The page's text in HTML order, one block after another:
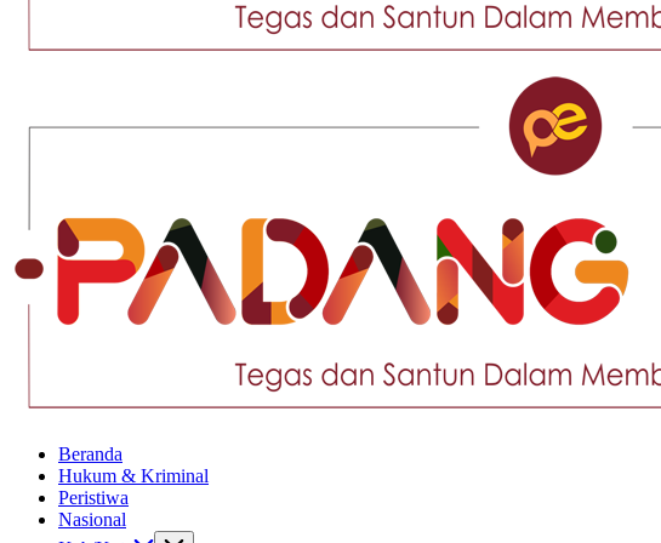
Santun
Memberikan
Informasi
Beranda
Hukum & Kriminal
Peristiwa
Nasional